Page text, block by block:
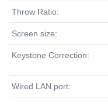
Throw Ratio:
Screen size:
Keystone Correction:
Wired LAN port: